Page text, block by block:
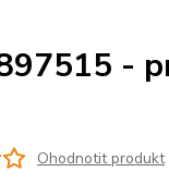
-
Ohodnotit produkt